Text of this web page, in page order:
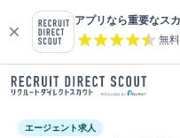
アプリなら重要なス
無料
エージェント求人